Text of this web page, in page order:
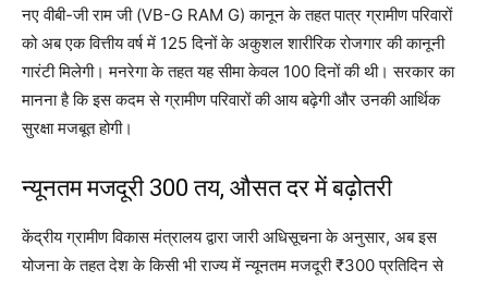
नए वीबी-जी राम जी (VB-G RAM G) कानून के तहत पात्र ग्रामीण परिवारों
को अब एक वित्तीय वर्ष में 125 दिनों के अकुशल शारीरिक रोजगार की कानूनी
गारंटी मिलेगी। मनरेगा के तहत यह सीमा केवल 100 दिनों की थी। सरकार का
मानना है कि इस कदम से ग्रामीण परिवारों की आय बढ़ेगी और उनकी आर्थिक
सुरक्षा मजबूत होगी।
न्यूनतम मजदूरी ₹300 तय, औसत दर में बढ़ोतरी
केंद्रीय ग्रामीण विकास मंत्रालय द्वारा जारी अधिसूचना के अनुसार, अब इस
योजना के तहत देश के किसी भी राज्य में न्यूनतम मजदूरी ₹300 प्रतिदिन से